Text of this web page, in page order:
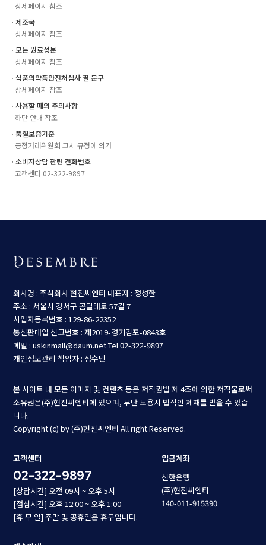
상세페이지 참조
ㆍ제조국
상세페이지 참조
ㆍ모든 원료성분
상세페이지 참조
ㆍ식품의약품안전처심사 필 문구
상세페이지 참조
ㆍ사용할 때의 주의사항
하단 안내 참조
ㆍ품질보증기준
공정거래위원회 고시 규정에 의거
ㆍ소비자상담 관련 전화번호
고객센터 02-322-9897
회사명 : 주식회사 현진씨엔티 대표자 : 정성한
주소 : 서울시 강서구 곰달래로 57길 7
사업자등록번호 : 129-86-22352
통신판매업 신고번호 : 제2019-경기김포-0843호
메일 : uskinmall@daum.netTel 02-322-9897
개인정보관리 책임자 : 정수민
본 사이트 내 모든 이미지 및 컨텐츠 등은 저작권법 제 4조에 의한 저작물로써
소유권은(주)현진씨엔티에 있으며, 무단 도용시 법적인 제재를 받을 수 있습
니다.
Copyright (c) by (주)현진씨엔티 All right Reserved.
고객센터
02-322-9897
[상담시간] 오전 09시 ~ 오후 5시
[점심시간] 오후 12:00 ~ 오후 1:00
[휴 무 일] 주말 및 공휴일은 휴무입니다.
입금계좌
신한은행
(주)현진씨엔티
140-011-915390